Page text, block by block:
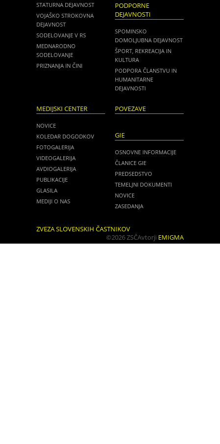
STATURNA DEJAVNOST
VOJAŠKO STROKOVNA
DEJAVNOST
SODELOVANJE V RS
MEDNARODNO
SODELOVANJE
PRIZNANJA IN ČINI
PODPORNE
DEJAVNOSTI
SPOMINSKO
DOMOLJUBNA DEJAVNOST
ŠPORT, REKREACIJA IN
KULTURA
PODPORA ČLANSTVU IN
HUMANITARNE
DEJAVNOSTI
MEDIJSKI CENTER
NOVICE
KOLEDAR DOGODKOV
FOTOGALERIJA
VIDEOGALERIJA
AVDIOGALERIJA
PUBLIKACIJE
GLASILA
MEDIJI O NAS
POVEZAVE
GIE
OSNOVNE INFORMACIJE
ČLANICE GIE
PREDSEDSTVO
TEMELJNI DOKUMENTI
NOVICE
ZASEDANJA
ZVEZA SLOVENSKIH ČASTNIKOV
©2026 ZSČAvtorji EMIGMA